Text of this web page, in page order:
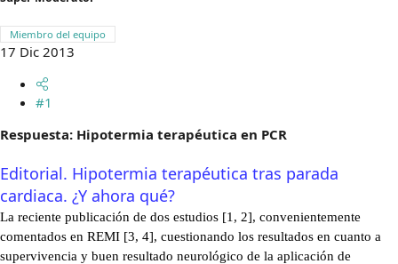
l
t
e
m
o
Miembro del equipo
17 Dic 2013
#1
Respuesta: Hipotermia terapéutica en PCR
Editorial. Hipotermia terapéutica tras parada
cardiaca. ¿Y ahora qué?
La reciente publicación de dos estudios [1, 2], convenientemente
comentados en REMI [3, 4], cuestionando los resultados en cuanto a
supervivencia y buen resultado neurológico de la aplicación de